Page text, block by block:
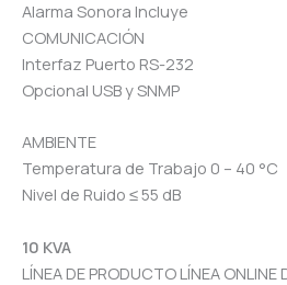
Alarma Sonora Incluye
COMUNICACIÓN
Interfaz Puerto RS-232
Opcional USB y SNMP
AMBIENTE
Temperatura de Trabajo 0 – 40 °C
Nivel de Ruido ≤ 55 dB
10 KVA
LÍNEA DE PRODUCTO LÍNEA ONLINE